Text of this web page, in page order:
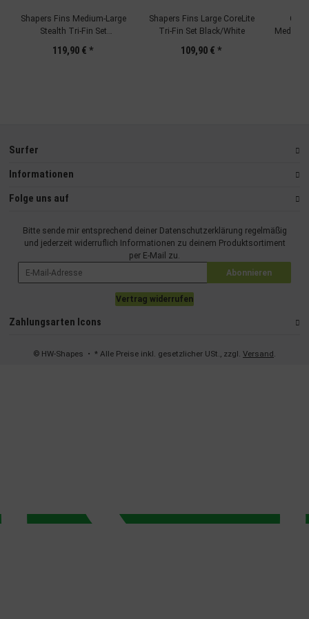
Shapers Fins Medium-Large
Stealth Tri-Fin Set
119,90 € *
Shapers Fins Large CoreLite
Tri-Fin Set Black/White
109,90 € *
Medium
Surfer
Informationen
Folge uns auf
Bitte sende mir entsprechend deiner Datenschutzerklärung regelmäßig
und jederzeit widerruflich Informationen zu deinem Produktsortiment
per E-Mail zu.
Abonnieren
Vertrag widerrufen
Zahlungsarten Icons
© HW-Shapes • * Alle Preise inkl. gesetzlicher USt., zzgl. Versand.